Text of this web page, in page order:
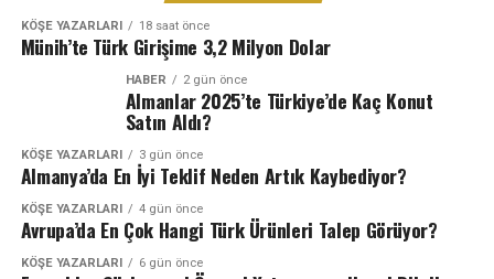
KÖŞE YAZARLARI 18 saat önce
Münih’te Türk Girişime 3,2 Milyon Dolar
HABER 2 gün önce
Almanlar 2025’te Türkiye’de Kaç Konut
Satın Aldı?
KÖŞE YAZARLARI 3 gün önce
Almanya’da En İyi Teklif Neden Artık Kaybediyor?
KÖŞE YAZARLARI 4 gün önce
Avrupa’da En Çok Hangi Türk Ürünleri Talep Görüyor?
KÖŞE YAZARLARI 6 gün önce